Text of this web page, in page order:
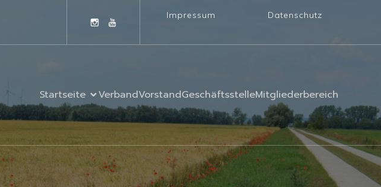
Impressum Datenschutz
Startseite VerbandVorstandGeschäftsstelleMitgliederbereich